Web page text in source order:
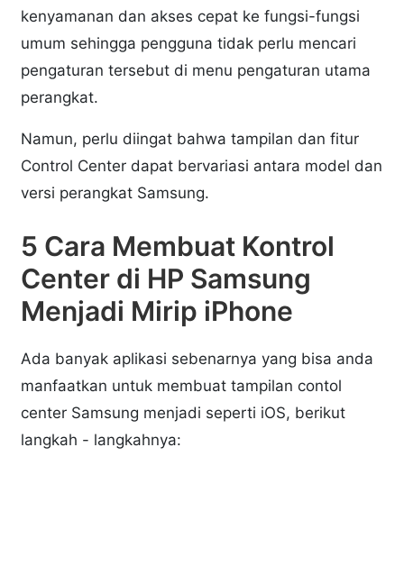
kenyamanan dan akses cepat ke fungsi-fungsi
umum sehingga pengguna tidak perlu mencari
pengaturan tersebut di menu pengaturan utama
perangkat.
Namun, perlu diingat bahwa tampilan dan fitur
Control Center dapat bervariasi antara model dan
versi perangkat Samsung.
5 Cara Membuat Kontrol
Center di HP Samsung
Menjadi Mirip iPhone
Ada banyak aplikasi sebenarnya yang bisa anda
manfaatkan untuk membuat tampilan contol
center Samsung menjadi seperti iOS, berikut
langkah - langkahnya: